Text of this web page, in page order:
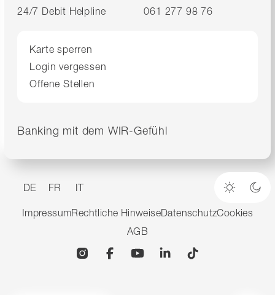
24/7 Debit Helpline
061 277 98 76
Karte sperren
Login vergessen
Offene Stellen
Banking mit dem WIR-Gefühl
DE FR IT
Heller
ImpressumRechtliche HinweiseDatenschutzCookies
AGB
InstagramFacebookYouTubeLinkedin